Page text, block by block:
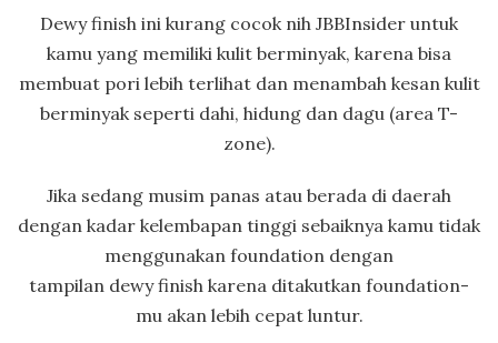
Dewy finish ini kurang cocok nih JBBInsider untuk
kamu yang memiliki kulit berminyak, karena bisa
membuat pori lebih terlihat dan menambah kesan kulit
berminyak seperti dahi, hidung dan dagu (area T-
zone).
Jika sedang musim panas atau berada di daerah
dengan kadar kelembapan tinggi sebaiknya kamu tidak
menggunakan foundation dengan
tampilan dewy finish karena ditakutkan foundation-
mu akan lebih cepat luntur.